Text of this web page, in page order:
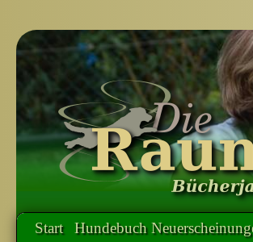
Start
Hundebuch